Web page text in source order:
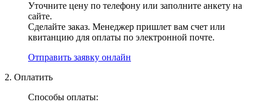
Уточните цену по телефону или заполните анкету на
сайте.
Сделайте заказ. Менеджер пришлет вам счет или
квитанцию для оплаты по электронной почте.
Отправить заявку онлайн
2. Оплатить
Способы оплаты: